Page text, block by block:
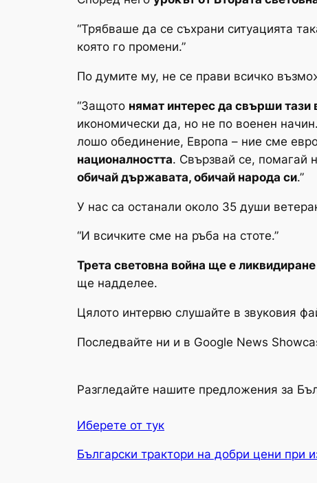
“Трябваше да се съхрани ситуацията
която го промени.”
По думите му, не се прави всичко
“Защото нямат интерес да свърши тази
икономически да, но не по военен
лошо обединение, Европа – ние сме
националността. Свързвай се, помагай
обичай държавата, обичай народа си.”
У нас са останали около 35 души
“И всичките сме на ръба на стоте.”
Трета световна война ще е
ще надделее.
Цялото интервю слушайте в звуковия
Последвайте ни и в Google News
Разгледайте нашите предложения за
Иберете от тук
Български трактори на добри цени при